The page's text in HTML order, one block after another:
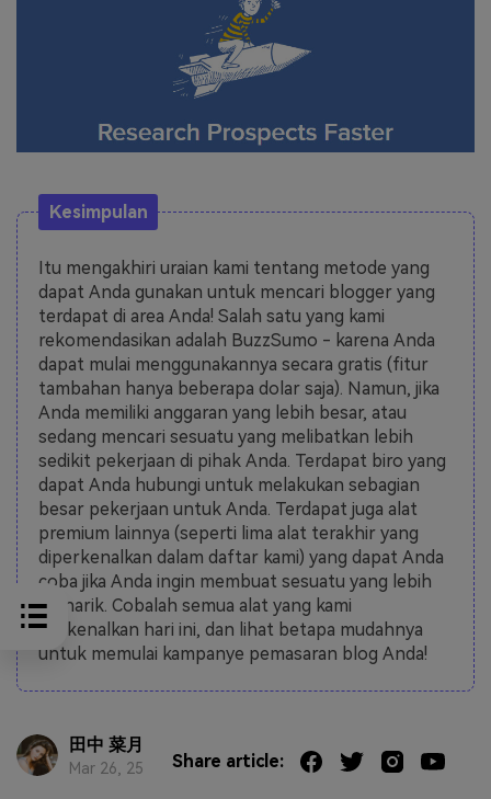
Kesimpulan
Itu mengakhiri uraian kami tentang metode yang
dapat Anda gunakan untuk mencari blogger yang
terdapat di area Anda! Salah satu yang kami
rekomendasikan adalah BuzzSumo - karena Anda
dapat mulai menggunakannya secara gratis (fitur
tambahan hanya beberapa dolar saja). Namun, jika
Anda memiliki anggaran yang lebih besar, atau
sedang mencari sesuatu yang melibatkan lebih
sedikit pekerjaan di pihak Anda. Terdapat biro yang
dapat Anda hubungi untuk melakukan sebagian
besar pekerjaan untuk Anda. Terdapat juga alat
premium lainnya (seperti lima alat terakhir yang
diperkenalkan dalam daftar kami) yang dapat Anda
coba jika Anda ingin membuat sesuatu yang lebih
menarik. Cobalah semua alat yang kami
perkenalkan hari ini, dan lihat betapa mudahnya
untuk memulai kampanye pemasaran blog Anda!
田中 菜月
Mar 26, 25 Share article: